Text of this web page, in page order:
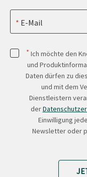
E-Mail
* Ich möchte den
und
Daten dürfen zu
und mit dem
Dienstleistern
der
Einwilligung
Newsletter oder